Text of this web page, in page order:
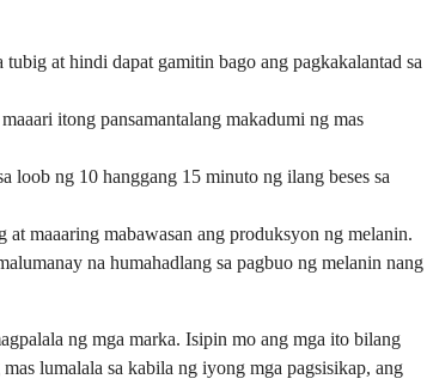
at hindi dapat gamitin bago ang pagkakalantad sa
itong pansamantalang makadumi ng mas
loob ng 10 hanggang 15 minuto ng ilang beses sa
maaaring mabawasan ang produksyon ng melanin.
na humahadlang sa pagbuo ng melanin nang
ng mga marka. Isipin mo ang mga ito bilang
lumalala sa kabila ng iyong mga pagsisikap, ang